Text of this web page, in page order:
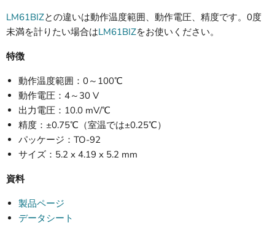
LM61BIZとの違いは動作温度範囲、動作電圧、精度です。0度
未満を計りたい場合はLM61BIZをお使いください。
特徴
動作温度範囲：0～100℃
動作電圧：4～30 V
出力電圧：10.0 mV/℃
精度：±0.75℃（室温では±0.25℃）
パッケージ：TO-92
サイズ：5.2 x 4.19 x 5.2 mm
資料
製品ページ
データシート